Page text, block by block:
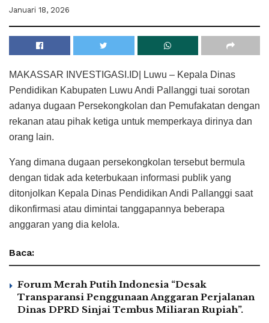
Januari 18, 2026
MAKASSAR INVESTIGASI.ID| Luwu – Kepala Dinas
Pendidikan Kabupaten Luwu Andi Pallanggi tuai sorotan
adanya dugaan Persekongkolan dan Pemufakatan dengan
rekanan atau pihak ketiga untuk memperkaya dirinya dan
orang lain.
Yang dimana dugaan persekongkolan tersebut bermula
dengan tidak ada keterbukaan informasi publik yang
ditonjolkan Kepala Dinas Pendidikan Andi Pallanggi saat
dikonfirmasi atau dimintai tanggapannya beberapa
anggaran yang dia kelola.
Baca:
Forum Merah Putih Indonesia “Desak
Transparansi Penggunaan Anggaran Perjalanan
Dinas DPRD Sinjai Tembus Miliaran Rupiah”.